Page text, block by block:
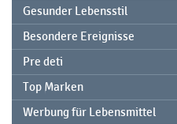
Gesunder Lebensstil
Besondere Ereignisse
Pre deti
Top Marken
Werbung für Lebensmittel